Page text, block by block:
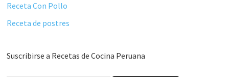
Receta Con Pollo
Receta de postres
Suscribirse a Recetas de Cocina Peruana